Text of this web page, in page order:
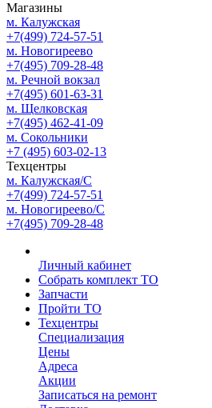
Магазины
м. Калужская
+7(499) 724-57-51
м. Новогиреево
+7(495) 709-28-48
м. Речной вокзал
+7(495) 601-63-31
м. Щелковская
+7(495) 462-41-09
м. Сокольники
+7 (495) 603-02-13
Техцентры
м. Калужская/С
+7(499) 724-57-51
м. Новогиреево/С
+7(495) 709-28-48
Личный кабинет
Собрать комплект ТО
Запчасти
Пройти ТО
Техцентры
Специализация
Цены
Адреса
Акции
Записаться на ремонт